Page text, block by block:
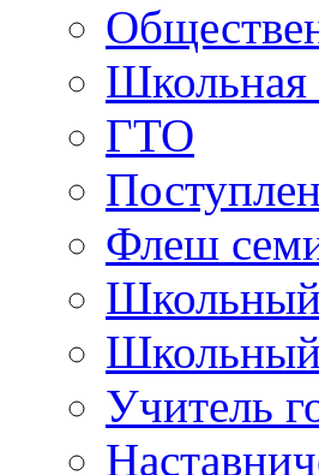
Школьная
ГТО
Флеш
Школьный
Учитель